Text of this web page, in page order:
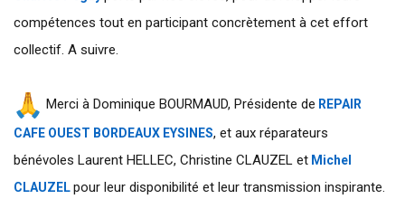
compétences tout en participant concrètement à cet effort
collectif. A suivre.
Merci à Dominique BOURMAUD, Présidente de REPAIR
CAFE OUEST BORDEAUX EYSINES, et aux réparateurs
bénévoles Laurent HELLEC, Christine CLAUZEL et Michel
CLAUZELpour leur disponibilité et leur transmission inspirante.